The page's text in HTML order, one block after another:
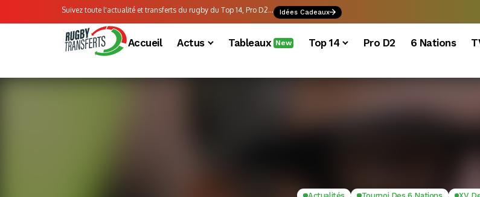
Suivez toute l'actualité et transferts du rugby du Top 14, Pro D2... Idées Cadeaux
Accueil Actus Tableaux New Top 14 Pro D2 6 Nations